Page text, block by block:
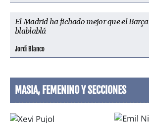
El Madrid ha fichado mejor que el
blablablá
Jordi Blanco
MASIA, FEMENINO Y SECCIONES